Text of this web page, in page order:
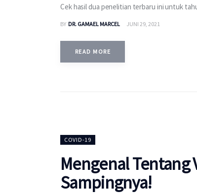
Cek hasil dua penelitian terbaru ini untuk
BY DR. GAMAEL MARCEL JUNI 29, 2021
READ MORE
COVID-19
Mengenal Tentang
Sampingnya!